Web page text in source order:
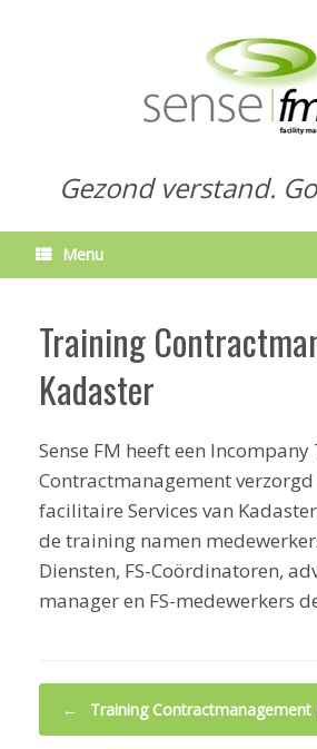
Gezond verstand.
Menu
Training
Kadaster
Sense FM heeft een
Contractmanagement
facilitaire Services van
de training namen
Diensten, FS-Coördinatoren,
manager en FS-medewerkers
← Training Contractmanagement